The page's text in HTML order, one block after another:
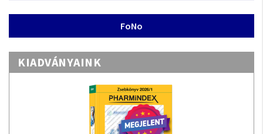
FoNo
KIADVÁNYAINK